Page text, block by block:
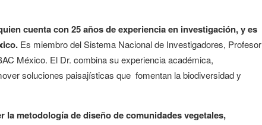
cuenta con 25 años de experiencia en investigación, y es
Es miembro del Sistema Nacional de Investigadores, Profesor
México. El Dr. combina su experiencia académica,
soluciones paisajísticas que fomentan la biodiversidad y
la metodología de diseño decomunidades vegetales,